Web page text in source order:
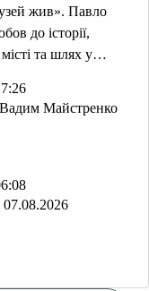
жив». Павло
до історії,
та шлях у
Майстренко